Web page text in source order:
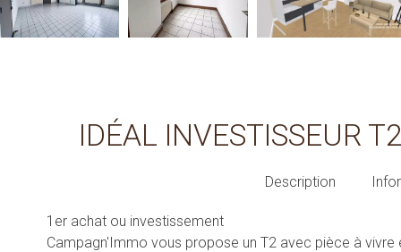
IDÉAL INVESTISSEUR
Description
1er achat ou investissement
Campagn'Immo vous propose un T2 avec pièce à vivre